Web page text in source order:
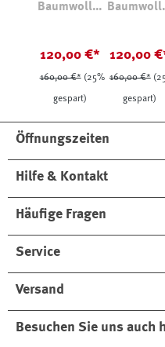
Baumwollbl
120,00 €*
160,00 €* (25%
gespart)
120,00
160,00 €*
gespart)
Öffnungszeiten
Hilfe & Kontakt
Häufige Fragen
Service
Versand
Besuchen Sie uns auch